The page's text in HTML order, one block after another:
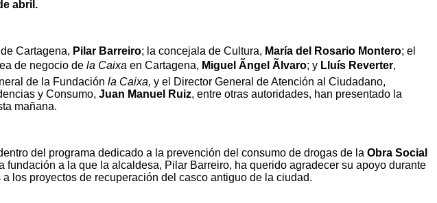
abril.
Cartagena, Pilar Barreiro; la concejala de Cultura, María del Rosario Montero; el
de negocio de la Caixa en Cartagena, Miguel Ãngel Ãlvaro; yLluís Reverter,
de la Fundación la Caixa, y el Director General de Atención al Ciudadano,
y Consumo, Juan Manuel Ruiz, entre otras autoridades, han presentado la
mañana.
del programa dedicado a la prevención del consumo de drogas de la Obra Social
fundación a la que la alcaldesa, Pilar Barreiro, ha querido agradecer su apoyo durante
a los proyectos de recuperación del casco antiguo de la ciudad.